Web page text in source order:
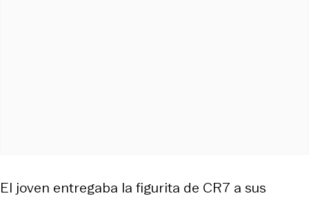
El joven entregaba la figurita de CR7 a sus